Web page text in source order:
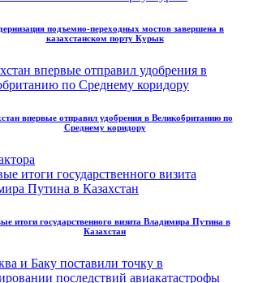
подъемно-переходных мостов завершена в
казахстанском порту Курык
впервые отправил удобрения в Великобританию по
Среднему коридору
итоги государственного визита Владимира Путина в
Казахстан